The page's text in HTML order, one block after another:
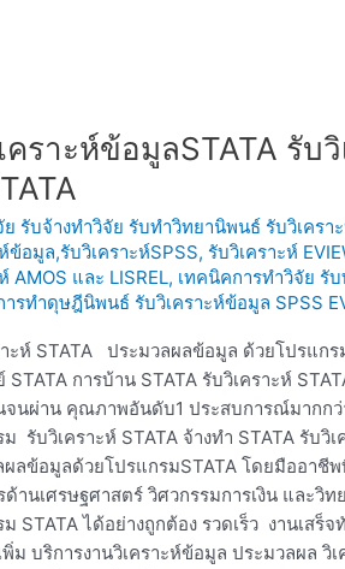
คราะห์ข้อมูลSTATA รับ
ย รับจ้างทำวิจัย รับทำวิทยานิพนธ์ รับวิเคร
ข้อมูล,รับวิเคราะห์SPSS, รับวิเคราะห์
AMOS และ LISREL, เทคนิคการทำวิจัย รั
รทำดุษฎีนิพนธ์ รับวิเคราะห์ข้อมูล SPSS
าะห์ STATA ประมวลผลข้อมูล ด้วยโปรแก
STATA การบ้าน STATA รับวิเคราะห์
จนผ่าน คุณภาพอันดับ1 ประสบการณ์มากกว่
รับวิเคราะห์ STATA จ้างทำ STATA รับวิ
ผลข้อมูลด้วยโปรแกรมSTATA โดยมืออา
านเศรษฐศาสตร์ วิศวกรรมการเงิน และวิ
STATA ได้อย่างถูกต้อง รวดเร็ว งานเส
พิ่ม บริการงานวิเคราะห์ข้อมูล ประมวลผล